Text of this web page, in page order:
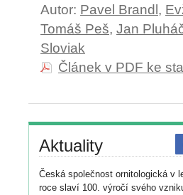
Autor: Pavel Brandl ,
Tomáš Peš, Jan
Sloviak
Článek v PDF ke
Aktuality
Česká společnost ornitologická v
roce slaví 100. výročí svého